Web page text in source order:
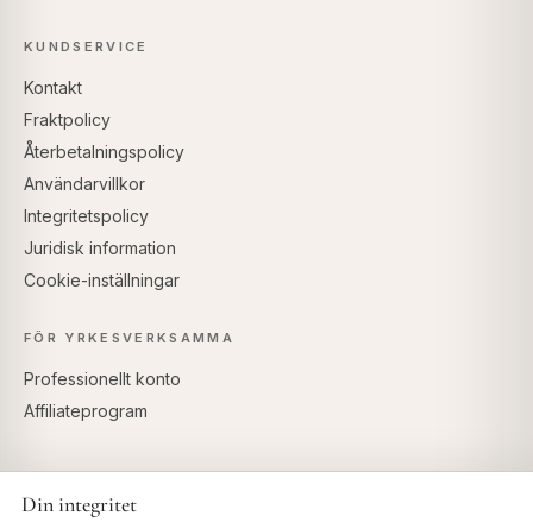
KUNDSERVICE
Kontakt
Fraktpolicy
Återbetalningspolicy
Användarvillkor
Integritetspolicy
Juridisk information
Cookie-inställningar
FÖR YRKESVERKSAMMA
Professionellt konto
Affiliateprogram
Din integritet